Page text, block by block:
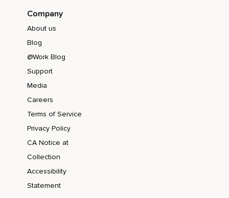
Was ich lange so ein bisschen vor mir hergeschrieben habe,
Darüber eine Folge zu machen,
Worüber irgendwie wenig gesprochen wird und irgendwie
Keine Ahnung,
So ein bisschen,
Wo man irgendwie auch nichts Falsches sagen will.
Weil ich viel darüber gelernt habe,
Irgendwie habe ich das Gefühl,
Company
About us
Blog
@Work Blog
Support
Media
Careers
Terms of Service
Privacy Policy
CA Notice at
Collection
Accessibility
Statement